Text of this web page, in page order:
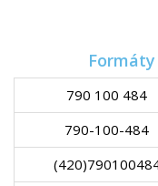
Formáty
790 100 484
790-100-484